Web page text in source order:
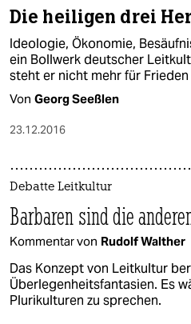
Die heiligen drei
Ideologie, Ökonomie,
ein Bollwerk deutscher
steht er nicht mehr für Frieden
Von Georg Seeßlen
23.12.2016
Debatte Leitkultur
Barbaren sind die
Kommentar von Rudolf Walther
Das Konzept von Leitkultur
Überlegenheitsfantasien. Es
Plurikulturen zu sprechen.